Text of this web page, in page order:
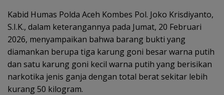
Kabid Humas Polda Aceh Kombes Pol. Joko Krisdiyanto,
S.I.K., dalam keterangannya pada Jumat, 20 Februari
2026, menyampaikan bahwa barang bukti yang
diamankan berupa tiga karung goni besar warna putih
dan satu karung goni kecil warna putih yang berisikan
narkotika jenis ganja dengan total berat sekitar lebih
kurang 50 kilogram.